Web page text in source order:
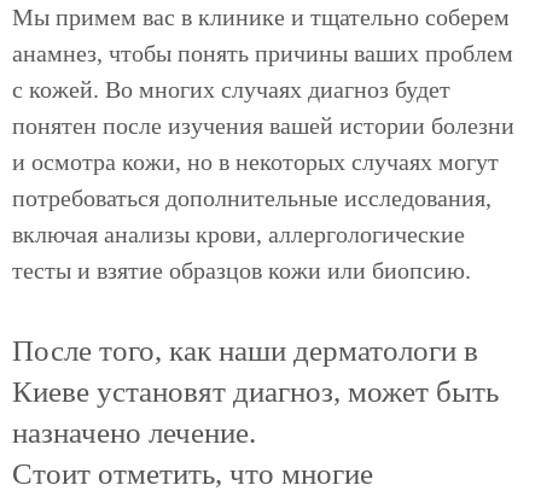
Мы примем вас в клинике и тщательно соберем
анамнез, чтобы понять причины ваших проблем
с кожей. Во многих случаях диагноз будет
понятен после изучения вашей истории болезни
и осмотра кожи, но в некоторых случаях могут
потребоваться дополнительные исследования,
включая анализы крови, аллергологические
тесты и взятие образцов кожи или биопсию.
После того, как наши дерматологи в
Киеве установят диагноз, может быть
назначено лечение.
Стоит отметить, что многие